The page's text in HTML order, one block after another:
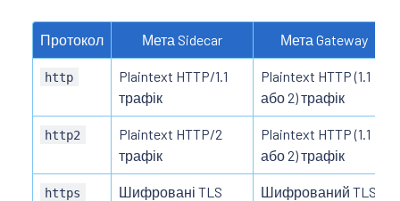
Протокол Мета Sidecar Мета Gateway
http
Plaintext HTTP/1.1
трафік
Plaintext HTTP (1.1
або 2) трафік
http2
Plaintext HTTP/2
трафік
Plaintext HTTP (1.1
або 2) трафік
https
Шифровані TLS
Шифрований TLS